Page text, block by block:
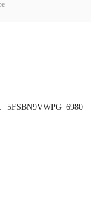
5FSBN9VWPG_6980